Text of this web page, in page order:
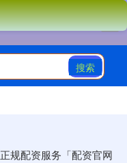
搜索
规配资服务「配资官网